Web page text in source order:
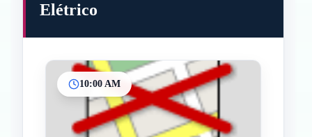
Elétrico
10:00 AM